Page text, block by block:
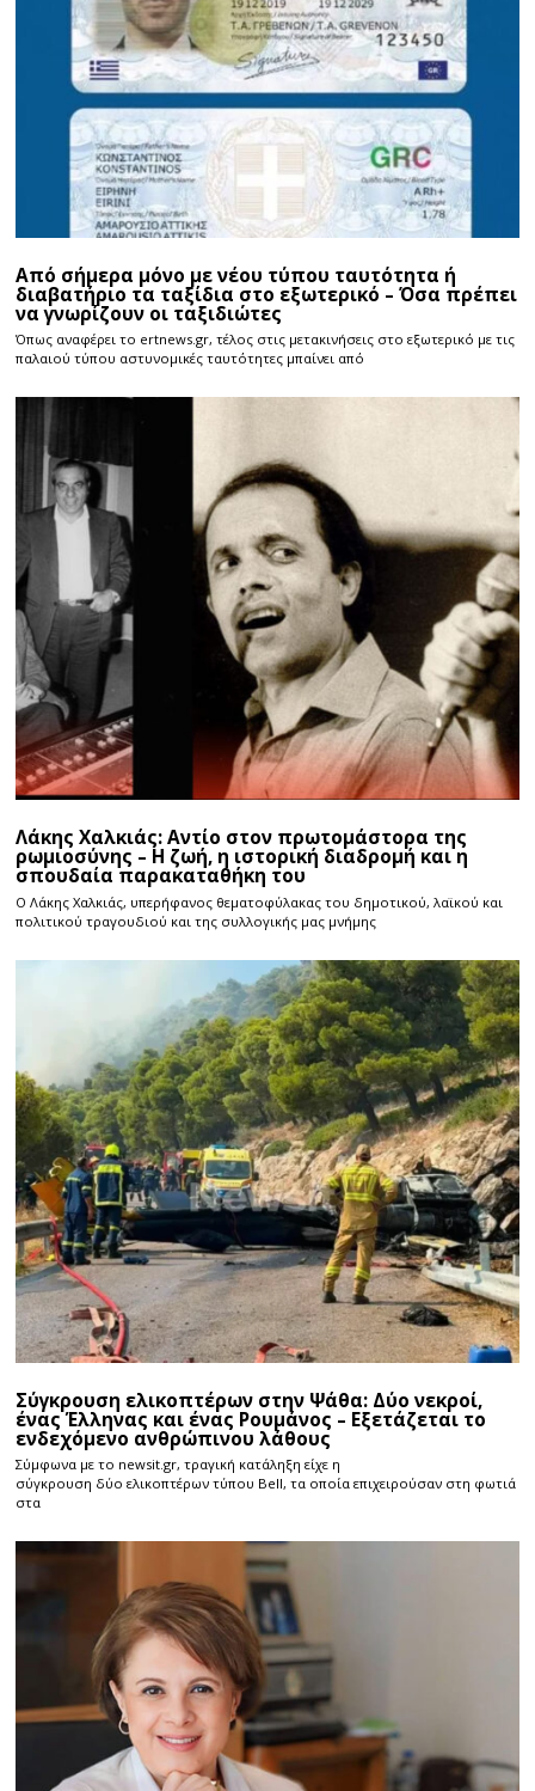
Από σήμερα μόνο με νέου τύπου ταυτότητα ή
διαβατήριο τα ταξίδια στο εξωτερικό – Όσα πρέπει
να γνωρίζουν οι ταξιδιώτες
Όπως αναφέρει το ertnews.gr, τέλος στις μετακινήσεις στο εξωτερικό με τις
παλαιού τύπου αστυνομικές ταυτότητες μπαίνει από
Λάκης Χαλκιάς: Αντίο στον πρωτομάστορα της
ρωμιοσύνης – Η ζωή, η ιστορική διαδρομή και η
σπουδαία παρακαταθήκη του
Ο Λάκης Χαλκιάς, υπερήφανος θεματοφύλακας του δημοτικού, λαϊκού και
πολιτικού τραγουδιού και της συλλογικής μας μνήμης
Σύγκρουση ελικοπτέρων στην Ψάθα: Δύο νεκροί,
ένας Έλληνας και ένας Ρουμάνος – Εξετάζεται το
ενδεχόμενο ανθρώπινου λάθους
Σύμφωνα με το newsit.gr, τραγική κατάληξη είχε η
σύγκρουση δύο ελικοπτέρων τύπου Bell, τα οποία επιχειρούσαν στη φωτιά
στα